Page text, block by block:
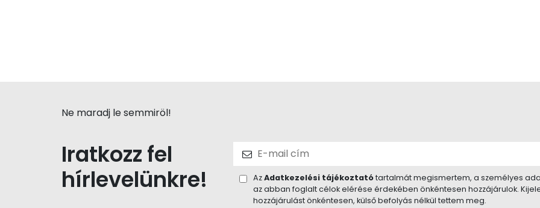
Ne maradj le semmiröl!
Iratkozz fel
hírlevelünkre!
AzAdatkezelési tájékoztatótartalmát megismertem, a személyes
az abban foglalt célok elérése érdekében önkéntesen hozzájárulok.
hozzájárulást önkéntesen, külső befolyás nélkül tettem meg.